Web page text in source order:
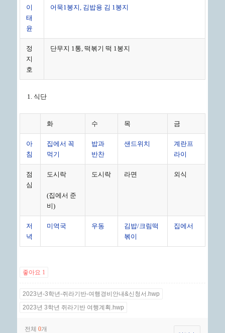
이
태
윤
어묵1봉지, 김밥용 김 1봉지
정
지
호
단무지 1통, 떡볶기 떡 1봉지
식단
화 수 목 금
아
침
집에서 꼭
먹기
밥과
반찬
샌드위치
계란프
라이
점
심
도시락
(집에서 준
비)
도시락 라면 외식
저
녁
미역국 우동
김밥/크림떡
볶이
집에서
좋아요 1
2023년-3학년-쥐라기반-여행경비안내&신청서.hwp
2023년 3학년 쥐라기반 여행계획.hwp
전체 0개